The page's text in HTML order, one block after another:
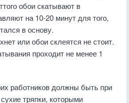
обои скатывают в
на 10-20 минут для того,
в основу.
или обои склеятся не стоит.
проходит не менее 1
работников должны быть при
тряпки, которыми